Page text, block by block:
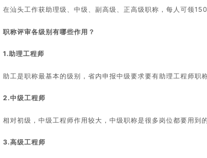
在汕头工作获助理级、中级、副高级、正高级职称，每人可领
职称评审各级别有哪些作用？
1.助理工程师
助工是职称最基本的级别，省内申报中级要求要有助理工程师职
2.中级工程师
相对初级，中级工程师作用较大，中级职称是很多岗位都要用到
3.高级工程师